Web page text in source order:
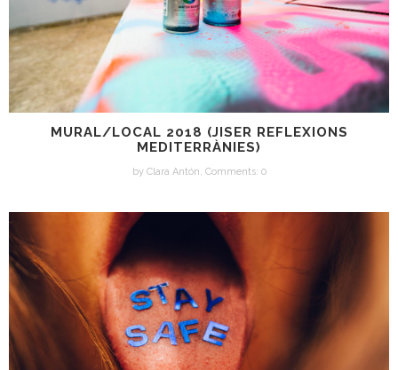
MURAL/LOCAL 2018 (JISER REFLEXIONS
MEDITERRÀNIES)
by Clara Antón, Comments: 0